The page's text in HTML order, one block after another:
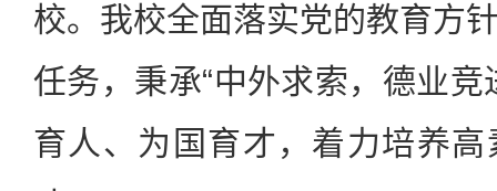
校。我校全面落实党的教育方
任务，秉承“中外求索，德业竞
育人、为国育才，着力培养